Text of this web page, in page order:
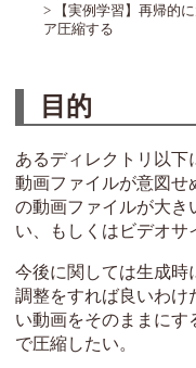
【実例学習】再帰的
ア圧縮する
目的
あるディレクトリ以下
動画ファイルが意図せ
の動画ファイルが大き
い、もしくはビデオサ
今後に関しては生成時
調整をすれば良いわけ
い動画をそのままにす
で圧縮したい。